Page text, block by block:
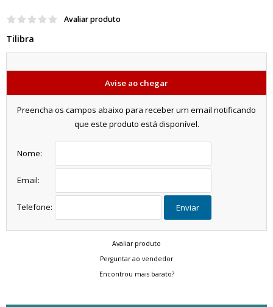
Avaliar produto
Tilibra
Avise ao chegar
Preencha os campos abaixo para receber um email notificando
que este produto está disponível.
Nome:
Email:
Telefone: Enviar
Avaliar produto
Perguntar ao vendedor
Encontrou mais barato?